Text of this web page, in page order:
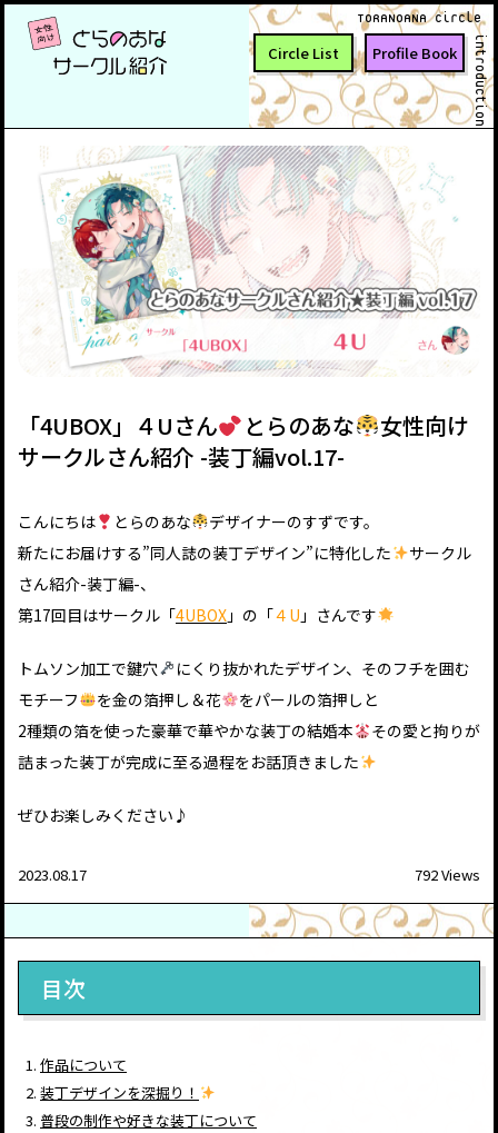
TORANOANA Circle
introduction
Circle List Profile Book
「4UBOX」４Uさん とらのあな
女性向け
サークルさん紹介 -装丁編vol.17-
こんにちは とらのあな
デザイナーのすずです。
新たにお届けする”同人誌の装丁デザイン”に特化した
サークル
さん紹介-装丁編-、
第17回目はサークル「4UBOX 」の「４U 」さんです
トムソン加工で鍵穴
にくり抜かれたデザイン、そのフチを囲む
モチーフ
を金の箔押し＆花
をパールの箔押しと
2種類の箔を使った豪華で華やかな装丁の結婚本
その愛と拘りが
詰まった装丁が完成に至る過程をお話頂きました
ぜひお楽しみください♪
2023.08.17 792 Views
目次
作品について
装丁デザインを深掘り！
普段の制作や好きな装丁について